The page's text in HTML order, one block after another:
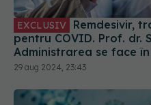
pentru COVID. Prof. dr.
Administrarea se face
29 aug 2024, 23:43